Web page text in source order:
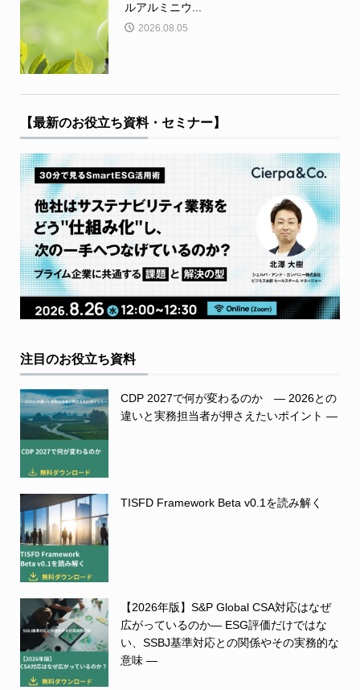
ルアルミニウ...
2026.08.05
【最新のお役立ち資料・セミナー】
注目のお役立ち資料
CDP 2027で何が変わるのか ― 2026との
違いと実務担当者が押さえたいポイント ―
TISFD Framework Beta v0.1を読み解く
【2026年版】S&P Global CSA対応はなぜ
広がっているのか― ESG評価だけではな
い、SSBJ基準対応との関係やその実務的な
意味 ―